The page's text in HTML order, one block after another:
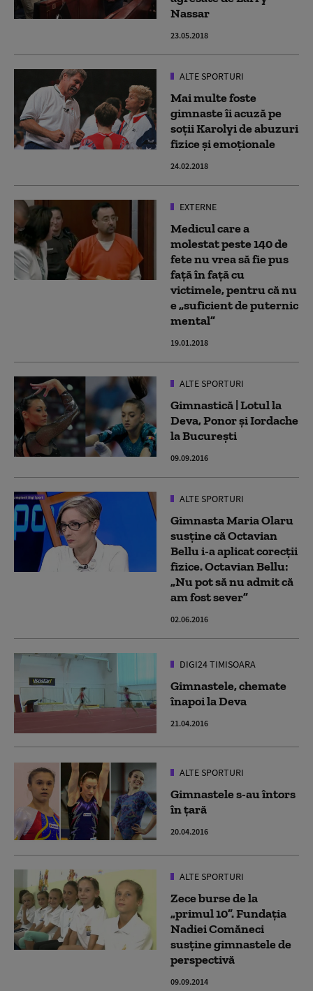
Nassar
23.05.2018
ALTE SPORTURI
Mai multe foste
gimnaste îi acuză pe
soţii Karolyi de abuzuri
fizice şi emoţionale
24.02.2018
EXTERNE
Medicul care a
molestat peste 140 de
fete nu vrea să fie pus
față în față cu
victimele, pentru că nu
e „suficient de puternic
mental”
19.01.2018
ALTE SPORTURI
Gimnastică | Lotul la
Deva, Ponor și Iordache
la București
09.09.2016
ALTE SPORTURI
Gimnasta Maria Olaru
susține că Octavian
Bellu i-a aplicat corecții
fizice. Octavian Bellu:
„Nu pot să nu admit că
am fost sever”
02.06.2016
DIGI24 TIMISOARA
Gimnastele, chemate
înapoi la Deva
21.04.2016
ALTE SPORTURI
Gimnastele s-au întors
în țară
20.04.2016
ALTE SPORTURI
Zece burse de la
„primul 10”. Fundația
Nadiei Comăneci
susține gimnastele de
perspectivă
09.09.2014